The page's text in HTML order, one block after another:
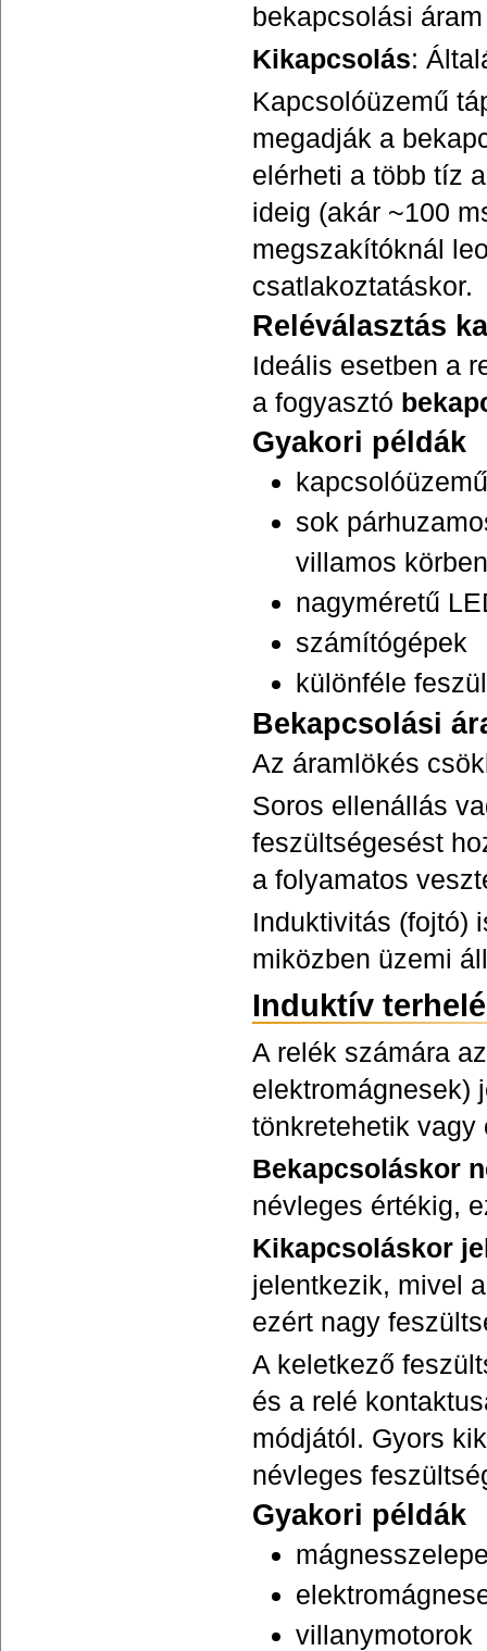
bekapcsolási
Kikapcsolás:
Kapcsolóüzemű
megadják a
elérheti a több tíz
ideig (akár ~100
megszakítóknál
csatlakoztatáskor.
Reléválasztás
Ideális esetben a
a fogyasztó
Gyakori példák
sok
villamos
nagyméretű
számítógépek
különféle
Bekapcsolási
Az áramlökés
Soros ellenállás
feszültségesést
a folyamatos
Induktivitás (fojtó)
miközben üzemi
Induktív
A relék számára
elektromágnesek)
tönkretehetik
Bekapcsoláskor
névleges értékig,
Kikapcsoláskor
jelentkezik, mivel
ezért nagy
A keletkező
és a relé
módjától. Gyors
névleges
Gyakori példák
villanymotorok